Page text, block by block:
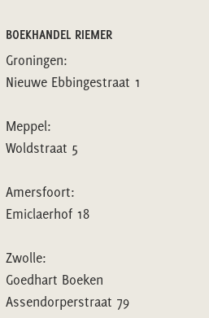
BOEKHANDEL RIEMER
Groningen:
Nieuwe Ebbingestraat 1
Meppel:
Woldstraat 5
Amersfoort:
Emiclaerhof 18
Zwolle:
Goedhart Boeken
Assendorperstraat 79